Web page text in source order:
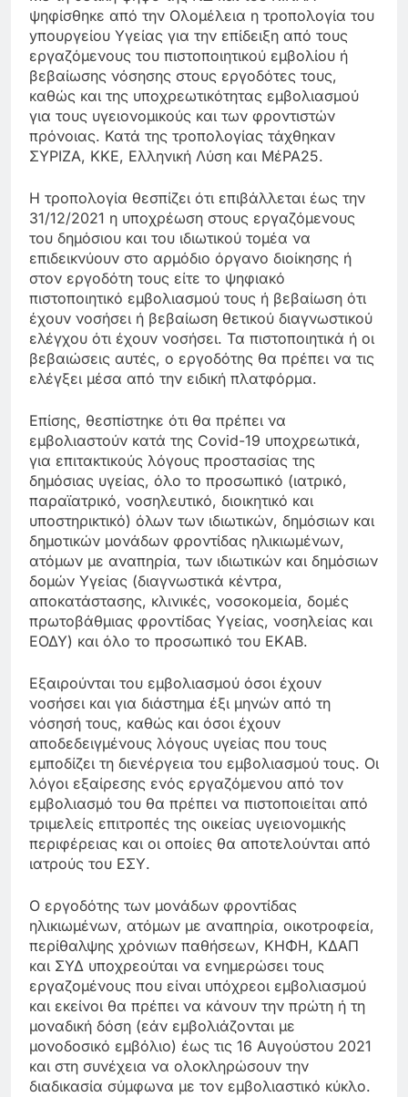
ψηφίσθηκε από την Ολομέλεια η τροπολογία του
yπουργείου Υγείας για την επίδειξη από τους
εργαζόμενους του πιστοποιητικού εμβολίου ή
βεβαίωσης νόσησης στους εργοδότες τους,
καθώς και της υποχρεωτικότητας εμβολιασμού
για τους υγειονομικούς και των φροντιστών
πρόνοιας. Κατά της τροπολογίας τάχθηκαν
ΣΥΡΙΖΑ, ΚΚΕ, Ελληνική Λύση και ΜέΡΑ25.
Η τροπολογία θεσπίζει ότι επιβάλλεται έως την
31/12/2021 η υποχρέωση στους εργαζόμενους
του δημόσιου και του ιδιωτικού τομέα να
επιδεικνύουν στο αρμόδιο όργανο διοίκησης ή
στον εργοδότη τους είτε το ψηφιακό
πιστοποιητικό εμβολιασμού τους ή βεβαίωση ότι
έχουν νοσήσει ή βεβαίωση θετικού διαγνωστικού
ελέγχου ότι έχουν νοσήσει. Τα πιστοποιητικά ή οι
βεβαιώσεις αυτές, ο εργοδότης θα πρέπει να τις
ελέγξει μέσα από την ειδική πλατφόρμα.
Επίσης, θεσπίστηκε ότι θα πρέπει να
εμβολιαστούν κατά της Covid-19 υποχρεωτικά,
για επιτακτικούς λόγους προστασίας της
δημόσιας υγείας, όλο το προσωπικό (ιατρικό,
παραϊατρικό, νοσηλευτικό, διοικητικό και
υποστηρικτικό) όλων των ιδιωτικών, δημόσιων και
δημοτικών μονάδων φροντίδας ηλικιωμένων,
ατόμων με αναπηρία, των ιδιωτικών και δημόσιων
δομών Υγείας (διαγνωστικά κέντρα,
αποκατάστασης, κλινικές, νοσοκομεία, δομές
πρωτοβάθμιας φροντίδας Υγείας, νοσηλείας και
ΕΟΔΥ) και όλο το προσωπικό του ΕΚΑΒ.
Εξαιρούνται του εμβολιασμού όσοι έχουν
νοσήσει και για διάστημα έξι μηνών από τη
νόσησή τους, καθώς και όσοι έχουν
αποδεδειγμένους λόγους υγείας που τους
εμποδίζει τη διενέργεια του εμβολιασμού τους. Οι
λόγοι εξαίρεσης ενός εργαζόμενου από τον
εμβολιασμό του θα πρέπει να πιστοποιείται από
τριμελείς επιτροπές της οικείας υγειονομικής
περιφέρειας και οι οποίες θα αποτελούνται από
ιατρούς του ΕΣΥ.
Ο εργοδότης των μονάδων φροντίδας
ηλικιωμένων, ατόμων με αναπηρία, οικοτροφεία,
περίθαλψης χρόνιων παθήσεων, ΚΗΦΗ, ΚΔΑΠ
και ΣΥΔ υποχρεούται να ενημερώσει τους
εργαζομένους που είναι υπόχρεοι εμβολιασμού
και εκείνοι θα πρέπει να κάνουν την πρώτη ή τη
μοναδική δόση (εάν εμβολιάζονται με
μονοδοσικό εμβόλιο) έως τις 16 Αυγούστου 2021
και στη συνέχεια να ολοκληρώσουν την
διαδικασία σύμφωνα με τον εμβολιαστικό κύκλο.